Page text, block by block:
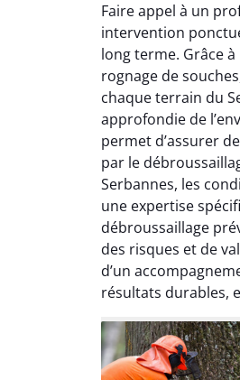
Faire appel à un
intervention
long terme. Grâce à
rognage de
chaque terrain du
approfondie de
permet d’assurer
par le
Serbannes, les
une expertise
débroussaillage
des risques et de
d’un
résultats durables,
Soraya
07 février 2026
Service
début à la fin. Les
été parfaitement
et le nettoyage
intervention est
Je recommande